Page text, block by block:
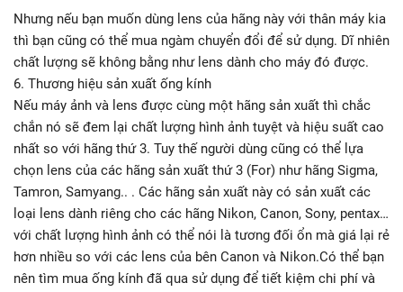
Nhưng nếu bạn muốn dùng lens của hãng này với thân máy kia
thì bạn cũng có thể mua ngàm chuyển đổi để sử dụng. Dĩ nhiên
chất lượng sẽ không bằng như lens dành cho máy đó được.
6. Thương hiệu sản xuất ống kính
Nếu máy ảnh và lens được cùng một hãng sản xuất thì chắc
chắn nó sẽ đem lại chất lượng hình ảnh tuyệt và hiệu suất cao
nhất so với hãng thứ 3. Tuy thế người dùng cũng có thể lựa
chọn lens của các hãng sản xuất thứ 3 (For) như hãng Sigma,
Tamron, Samyang.. . Các hãng sản xuất này có sản xuất các
loại lens dành riêng cho các hãng Nikon, Canon, Sony, pentax…
với chất lượng hình ảnh có thể nói là tương đối ổn mà giá lại rẻ
hơn nhiều so với các lens của bên Canon và Nikon.Có thể bạn
nên tìm mua ống kính đã qua sử dụng để tiết kiệm chi phí và